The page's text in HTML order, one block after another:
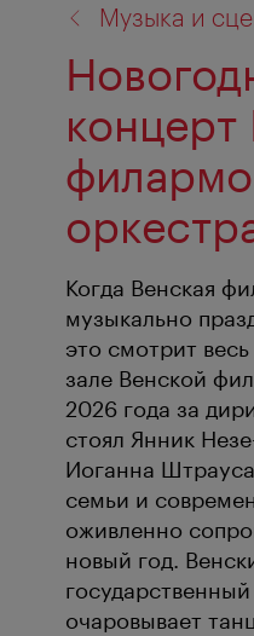
Музыка и
концерт
Когда Венская
музыкально
это смотрит
зале Венской
2026 года за
cтоял Янник
Иоганна
семьи и
оживленно
новый год.
очаровывает